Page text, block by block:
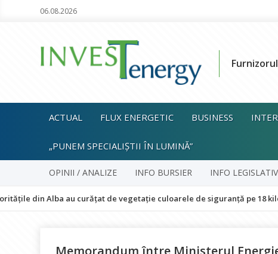
06.08.2026
Furnizorul
ACTUAL FLUX ENERGETIC BUSINESS
„PUNEM SPECIALIȘTII ÎN LUMINĂ”
OPINII / ANALIZE INFO BURSIER INFO LEGISLATIV
au curățat de vegetație culoarele de siguranță pe 18 kilometri de
Memorandum între Ministerul